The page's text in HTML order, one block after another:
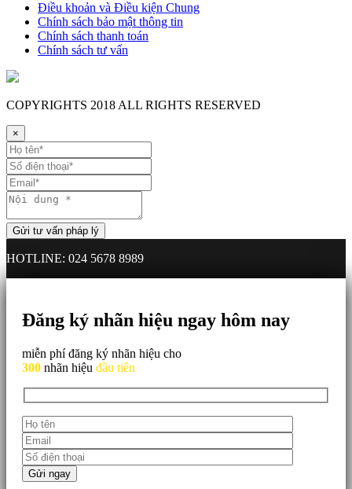
Điều khoản và Điều kiện Chung
Chính sách bảo mật thông tin
Chính sách thanh toán
Chính sách tư vấn
COPYRIGHTS 2018 ALL RIGHTS RESERVED
×
HOTLINE: 024 5678 8989
Đăng ký nhãn hiệu ngay hôm nay
miễn phí đăng ký nhãn hiệu cho
300 nhãn hiệu đầu tiên